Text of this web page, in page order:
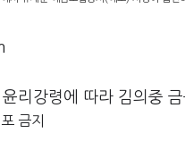
리강령에 따라 김의중
금지